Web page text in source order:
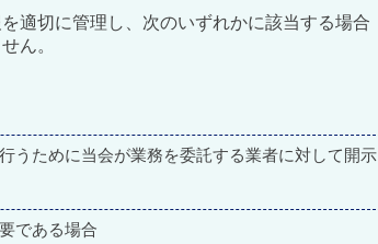
適切に管理し、次のいずれかに該当する場合
ん。
うために当会が業務を委託する業者に対して開示
である場合